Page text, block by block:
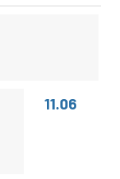
11.06